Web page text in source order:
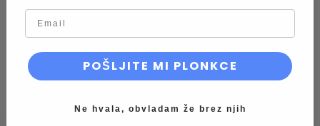
€45,00
€40,00
email
POŠLJITE MI PLONKCE
Ne hvala, obvladam že brez njih